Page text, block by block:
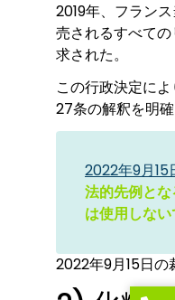
2019年、フラン
売されるすべて
求された。
この行政決定に
27条の解釈を明
2022年9月15
法的先例と
は使用しな
2022年9月15日の